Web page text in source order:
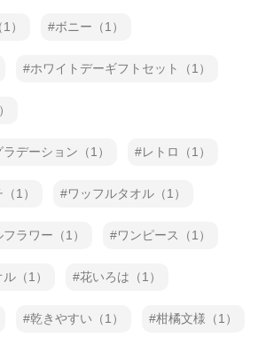
） ボニー（1）
ホワイトデーギフトセット（1）
デーション（1） レトロ（1）
1） ワッフルタオル（1）
ラワー（1） ワンピース（1）
（1） 花いろは（1）
乾きやすい（1） 柑橘文様（1）